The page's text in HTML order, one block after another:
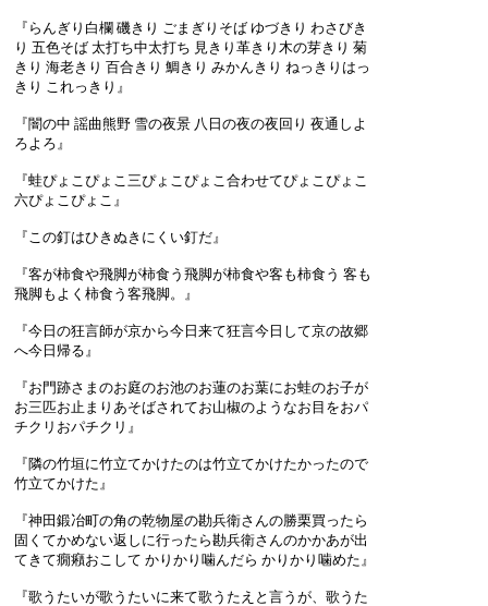
『らんぎり白欄 磯きり ごまぎりそば ゆづきり わさびき
り 五色そば 太打ち中太打ち 見きり革きり木の芽きり 菊
きり 海老きり 百合きり 鯛きり みかんきり ねっきりはっ
きり これっきり』
『闇の中 謡曲熊野 雪の夜景 八日の夜の夜回り 夜通しよ
ろよろ』
『蛙ぴょこぴょこ三ぴょこぴょこ合わせてぴょこぴょこ
六ぴょこぴょこ』
『この釘はひきぬきにくい釘だ』
『客が柿食や飛脚が柿食う飛脚が柿食や客も柿食う 客も
飛脚もよく柿食う客飛脚。』
『今日の狂言師が京から今日来て狂言今日して京の故郷
へ今日帰る』
『お門跡さまのお庭のお池のお蓮のお葉にお蛙のお子が
お三匹お止まりあそばされてお山椒のようなお目をおパ
チクリおパチクリ』
『隣の竹垣に竹立てかけたのは竹立てかけたかったので
竹立てかけた』
『神田鍛冶町の角の乾物屋の勘兵衛さんの勝栗買ったら
固くてかめない返しに行ったら勘兵衛さんのかかあが出
てきて癇癪おこして かりかり噛んだら かりかり噛めた』
『歌うたいが歌うたいに来て歌うたえと言うが、歌うた